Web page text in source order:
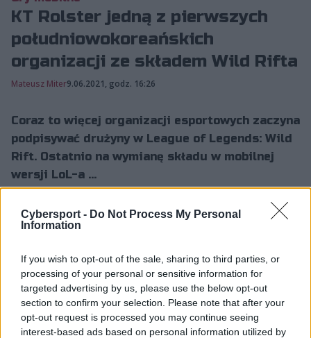
Cybersport - Do Not Process My Personal
Information
If you wish to opt-out of the sale, sharing to third parties, or
processing of your personal or sensitive information for
targeted advertising by us, please use the below opt-out
section to confirm your selection. Please note that after your
opt-out request is processed you may continue seeing
interest-based ads based on personal information utilized by
KT Rolster jedną z pierwszych
południowokoreańskich
organizacji ze składem Wild Rifta
Mateusz Miter9.06.2021, godz. 16:26
Coraz to więcej organizacji esportowych zaczyna
podpisywać drużyny w League of Legends: Wild
Rift. Ostatnio na wymianę składu w mobilnej
wersji LoL-a ...
Coraz to więcej organizacji esportowych zaczyna
Ostatnio na wymianę składu w mobilnej wersji LoL-a
zdecydowało się Natus Vincere, natomiast teraz o
zakontraktowanie drużyny pokusiło się KT Rolster. To
jedna z pierwszych południowokoreańskich organizacji,
która weszła na scenę Wild Rifta.